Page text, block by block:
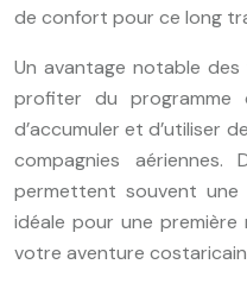
de confort pour ce long
Un avantage notable
profiter du programme
d’accumuler et d’utiliser
compagnies
permettent souvent une
idéale pour une
votre aventure